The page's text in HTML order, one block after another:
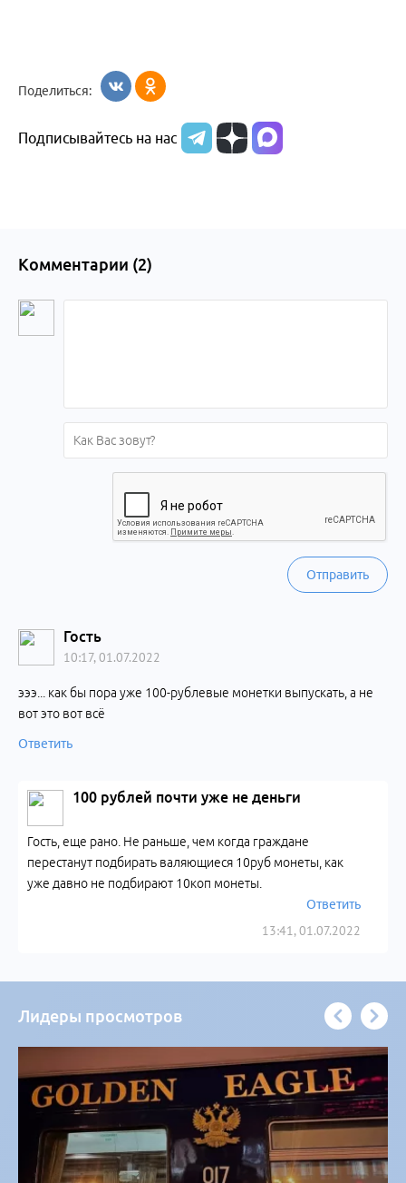
Поделиться:
Подписывайтесь на нас
Комментарии (2)
Отправить
Гость
10:17, 01.07.2022
эээ... как бы пора уже 100-рублевые монетки выпускать, а не
вот это вот всё
Ответить
100 рублей почти уже не деньги
13:41, 01.07.2022
Гость, еще рано. Не раньше, чем когда граждане
перестанут подбирать валяющиеся 10руб монеты, как
уже давно не подбирают 10коп монеты.
Ответить
Лидеры просмотров